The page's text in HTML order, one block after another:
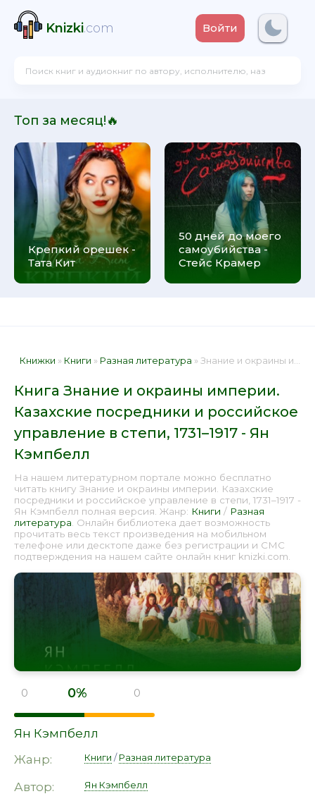
Knizki.com Войти
Топ за месяц!🔥
Крепкий орешек -
Тата Кит
50 дней до моего
самоубийства -
Стейс Крамер
Книжки » Книги » Разная литература » Знание и окраины империи. Казахские посредники и российское управление в степи, 1731–1917 - Ян Кэмпбелл 📕 - Книга онлайн бесплатно
Книга Знание и окраины империи.
Казахские посредники и российское
управление в степи, 1731–1917 - Ян
Кэмпбелл
На нашем литературном портале можно бесплатно
читать книгу Знание и окраины империи. Казахские
посредники и российское управление в степи, 1731–1917 -
Ян Кэмпбелл полная версия. Жанр: Книги / Разная
литература . Онлайн библиотека дает возможность
прочитать весь текст произведения на мобильном
телефоне или десктопе даже без регистрации и СМС
подтверждения на нашем сайте онлайн книг knizki.com.
0 0% 0
Ян Кэмпбелл
Жанр:
Книги /Разная литература
Автор: Ян Кэмпбелл